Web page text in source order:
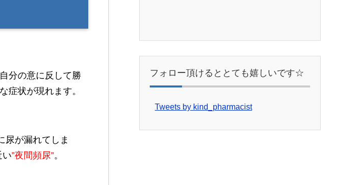
分の意に反して勝
症状が現れます。
尿が漏れてしま
い”夜間頻尿”。
フォロー頂けるととても嬉しいです☆
Tweets by kind_pharmacist